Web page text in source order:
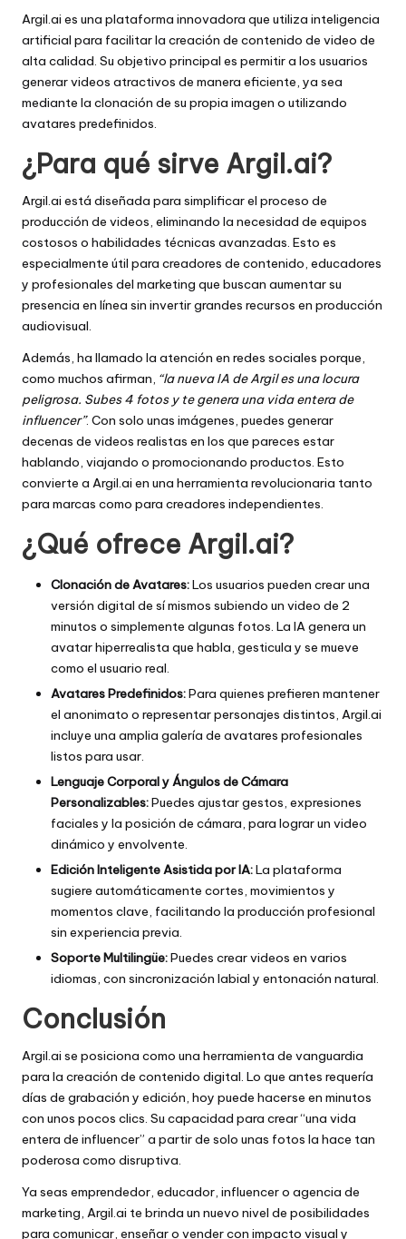
Argil.ai es una plataforma innovadora que utiliza inteligencia
artificial para facilitar la creación de contenido de video de
alta calidad. Su objetivo principal es permitir a los usuarios
generar videos atractivos de manera eficiente, ya sea
mediante la clonación de su propia imagen o utilizando
avatares predefinidos.
¿Para qué sirve Argil.ai?
Argil.ai está diseñada para simplificar el proceso de
producción de videos, eliminando la necesidad de equipos
costosos o habilidades técnicas avanzadas. Esto es
especialmente útil para creadores de contenido, educadores
y profesionales del marketing que buscan aumentar su
presencia en línea sin invertir grandes recursos en producción
audiovisual.
Además, ha llamado la atención en redes sociales porque,
como muchos afirman, “la nueva IA de Argil es una locura
peligrosa. Subes 4 fotos y te genera una vida entera de
influencer”. Con solo unas imágenes, puedes generar
decenas de videos realistas en los que pareces estar
hablando, viajando o promocionando productos. Esto
convierte a Argil.ai en una herramienta revolucionaria tanto
para marcas como para creadores independientes.
¿Qué ofrece Argil.ai?
Clonación de Avatares:Los usuarios pueden crear una
versión digital de sí mismos subiendo un video de 2
minutos o simplemente algunas fotos. La IA genera un
avatar hiperrealista que habla, gesticula y se mueve
como el usuario real.
Avatares Predefinidos:Para quienes prefieren mantener
el anonimato o representar personajes distintos, Argil.ai
incluye una amplia galería de avatares profesionales
listos para usar.
Lenguaje Corporal y Ángulos de Cámara
Personalizables:Puedes ajustar gestos, expresiones
faciales y la posición de cámara, para lograr un video
dinámico y envolvente.
Edición Inteligente Asistida por IA:La plataforma
sugiere automáticamente cortes, movimientos y
momentos clave, facilitando la producción profesional
sin experiencia previa.
Soporte Multilingüe:Puedes crear videos en varios
idiomas, con sincronización labial y entonación natural.
Conclusión
Argil.ai se posiciona como una herramienta de vanguardia
para la creación de contenido digital. Lo que antes requería
días de grabación y edición, hoy puede hacerse en minutos
con unos pocos clics. Su capacidad para crear “una vida
entera de influencer” a partir de solo unas fotos la hace tan
poderosa como disruptiva.
Ya seas emprendedor, educador, influencer o agencia de
marketing, Argil.ai te brinda un nuevo nivel de posibilidades
para comunicar, enseñar o vender con impacto visual y